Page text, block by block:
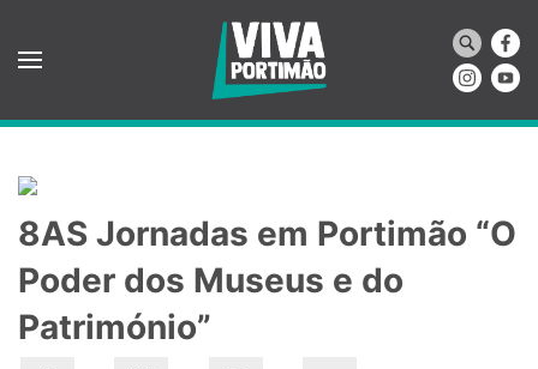
Saltar para o conteúdo principal
8AS Jornadas em Portimão “O
Poder dos Museus e do
Património”